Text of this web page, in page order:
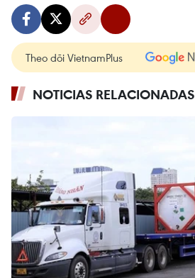
Theo dõi VietnamPlus
NOTICIAS RELACIONADAS